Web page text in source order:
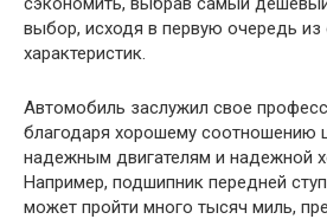
выбор, исходя в первую очередь из
характеристик.
Автомобиль заслужил свое
благодаря хорошему соотношению
надежным двигателям и надежной
Например, подшипник передней
может пройти много тысяч миль,